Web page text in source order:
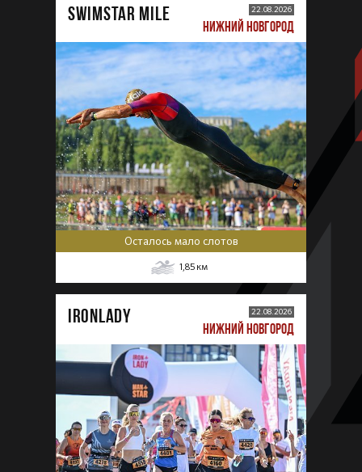
SWIMSTAR MILE 22.08.2026
НИЖНИЙ НОВГОРОД
Осталось мало слотов
1,85 км
IRONLADY 22.08.2026
НИЖНИЙ НОВГОРОД